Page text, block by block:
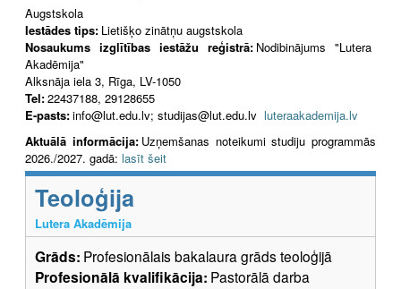
Augstskola
Iestādes tips: Lietišķo zinātņu augstskola
Nosaukums izglītības iestāžu reģistrā: Nodibinājums "Lutera
Akadēmija"
Alksnāja iela 3, Rīga, LV-1050
Tel:22437188, 29128655
E-pasts:info@lut.edu.lv; studijas@lut.edu.lv luteraakademija.lv
Aktuālā informācija: Uzņemšanas noteikumi studiju programmās
2026./2027. gadā: lasīt šeit
Teoloģija
Lutera Akadēmija
Grāds: Profesionālais bakalaura grāds teoloģijā
Profesionālā kvalifikācija: Pastorālā darba